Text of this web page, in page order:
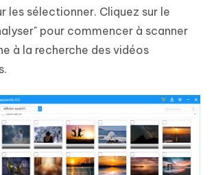
les sélectionner. Cliquez sur le
pour commencer à scanner
à la recherche des vidéos